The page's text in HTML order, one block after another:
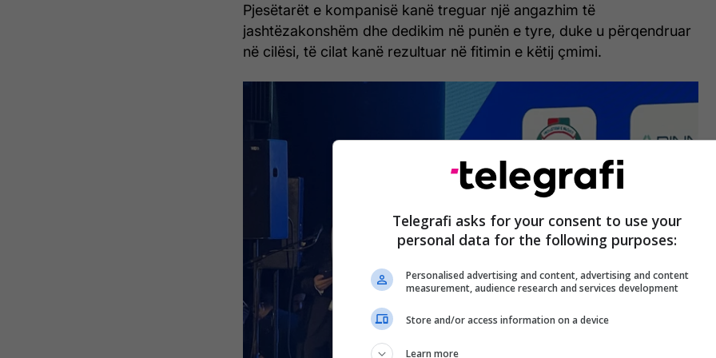
Pjesëtarët e kompanisë kanë treguar një angazhim të
jashtëzakonshëm dhe dedikim në punën e tyre, duke u përqendruar
në cilësi, të cilat kanë rezultuar në fitimin e këtij çmimi.
Telegrafi asks for your consent to use your
personal data for the following purposes:
Personalised advertising and content, advertising and content
measurement, audience research and services development
Store and/or access information on a device
Learn more